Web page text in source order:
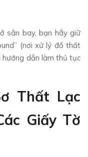
sân bay, bạn hãy giữ
(nơi xử lý đồ thất
hướng dẫn làm thủ tục
Thất Lạc
Giấy Tờ